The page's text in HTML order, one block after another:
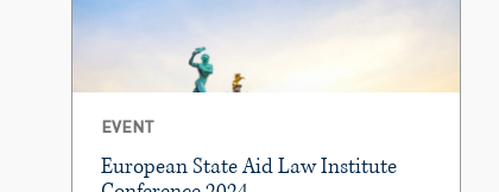
EVENT
European State Aid Law Institute